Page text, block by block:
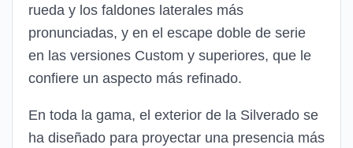
rueda y los faldones laterales más
pronunciadas, y en el escape doble de serie
en las versiones Custom y superiores, que le
confiere un aspecto más refinado.
En toda la gama, el exterior de la Silverado se
ha diseñado para proyectar una presencia más